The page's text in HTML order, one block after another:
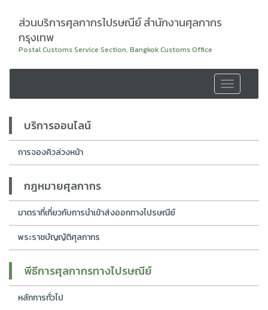
ส่วนบริการศุลกากรไปรษณีย์ สำนักงานศุลกากร
กรุงเทพ
Postal Customs Service Section, Bangkok Customs Office
Toggle
navigation
บริการออนไลน์
การจองคิวล่วงหน้า
กฎหมายศุลกากร
มาตราที่เกี่ยวกับการนำเข้าส่งออกทางไปรษณีย์
พระราชบัญญัติศุลกากร
พีธีการศุลกากรทางไปรษณีย์
หลักการทั่วไป